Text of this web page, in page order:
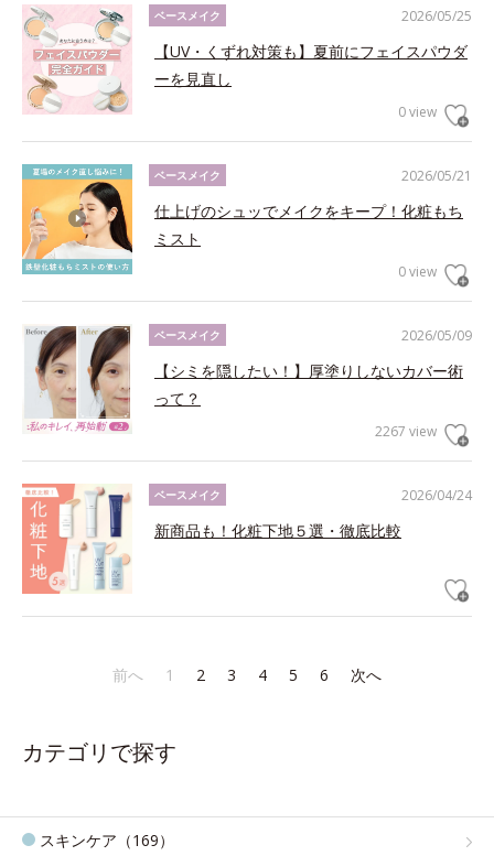
2026/05/25
ベースメイク
【UV・くずれ対策も】夏前にフェイスパウダ
ーを見直し
0 view
2026/05/21
ベースメイク
仕上げのシュッでメイクをキープ！化粧もち
ミスト
0 view
2026/05/09
ベースメイク
【シミを隠したい！】厚塗りしないカバー術
って？
2267 view
2026/04/24
ベースメイク
新商品も！化粧下地５選・徹底比較
前へ 1 2 3 4 5 6 次へ
カテゴリで探す
スキンケア（169）